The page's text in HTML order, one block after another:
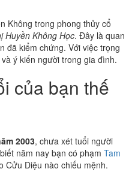
Không trong phong thủy cổ
Huyền Không Học. Đây là quan
đã kiểm chứng. Với việc trọng
ý kiến người trong gia đình.
của bạn thế
2003, chưa xét tuổi người
năm nay bạn có phạm Tam
Cửu Diệu nào chiếu mệnh.